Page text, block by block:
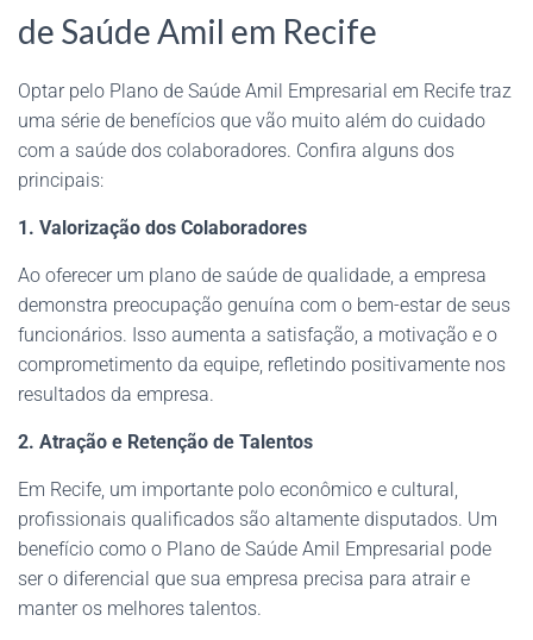
de Saúde Amil em Recife
Optar pelo Plano de Saúde Amil Empresarial em Recife traz
uma série de benefícios que vão muito além do cuidado
com a saúde dos colaboradores. Confira alguns dos
principais:
1. Valorização dos Colaboradores
Ao oferecer um plano de saúde de qualidade, a empresa
demonstra preocupação genuína com o bem-estar de seus
funcionários. Isso aumenta a satisfação, a motivação e o
comprometimento da equipe, refletindo positivamente nos
resultados da empresa.
2. Atração e Retenção de Talentos
Em Recife, um importante polo econômico e cultural,
profissionais qualificados são altamente disputados. Um
benefício como o Plano de Saúde Amil Empresarial pode
ser o diferencial que sua empresa precisa para atrair e
manter os melhores talentos.